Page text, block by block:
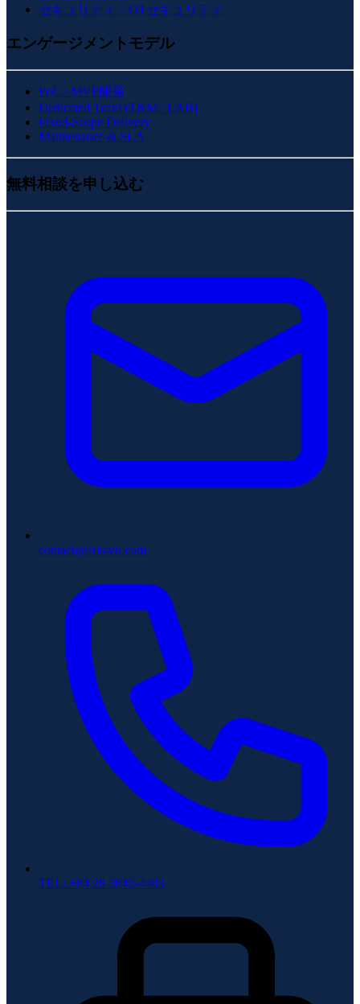
セキュリティ・OTセキュリティ
エンゲージメントモデル
PoC / MVP開発
Dedicated Team (T&M / LAB)
Fixed-Scope Delivery
Maintenance & SLA
無料相談を申し込む
contact@aris-vn.com
TEL: +84 28 3842-4483